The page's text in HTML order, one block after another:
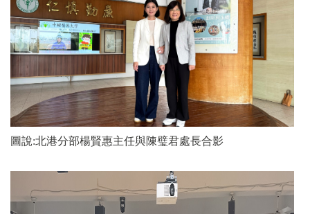
圖說:北港分部楊賢惠主任與陳璧君處長合影